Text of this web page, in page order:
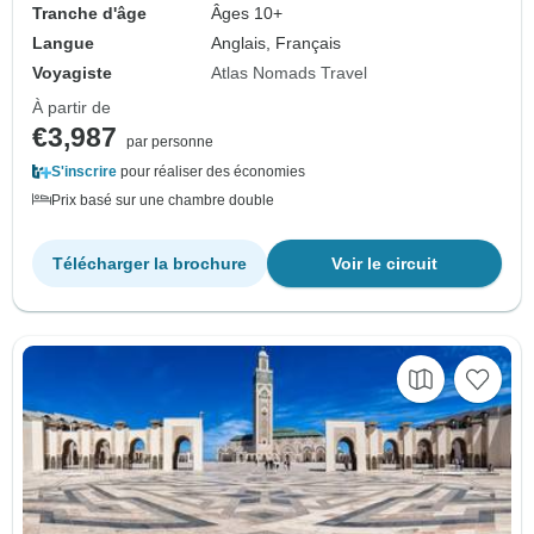
Tranche d'âge
Âges 10+
Langue
Anglais, Français
Voyagiste
Atlas Nomads Travel
À partir de
€3,987
par personne
S'inscrire pour réaliser des économies
Prix basé sur une chambre double
Voir le circuit
Télécharger la brochure